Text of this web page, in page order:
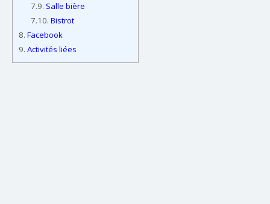
7.9. Salle bière
7.10. Bistrot
8. Facebook
9. Activités liées